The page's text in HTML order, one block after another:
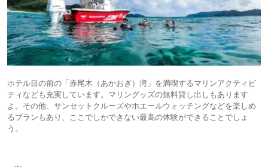
ホテル目の前の「赤尾木（あかおぎ）湾」を満喫するマリンアクティビ
ティなども充実しています。マリングッズの無料貸し出しもあります
よ。その他、サンセットクルーズやホエールウォッチングなどを楽しめ
るプランもあり、ここでしかできない最高の体験ができることでしょ
う。